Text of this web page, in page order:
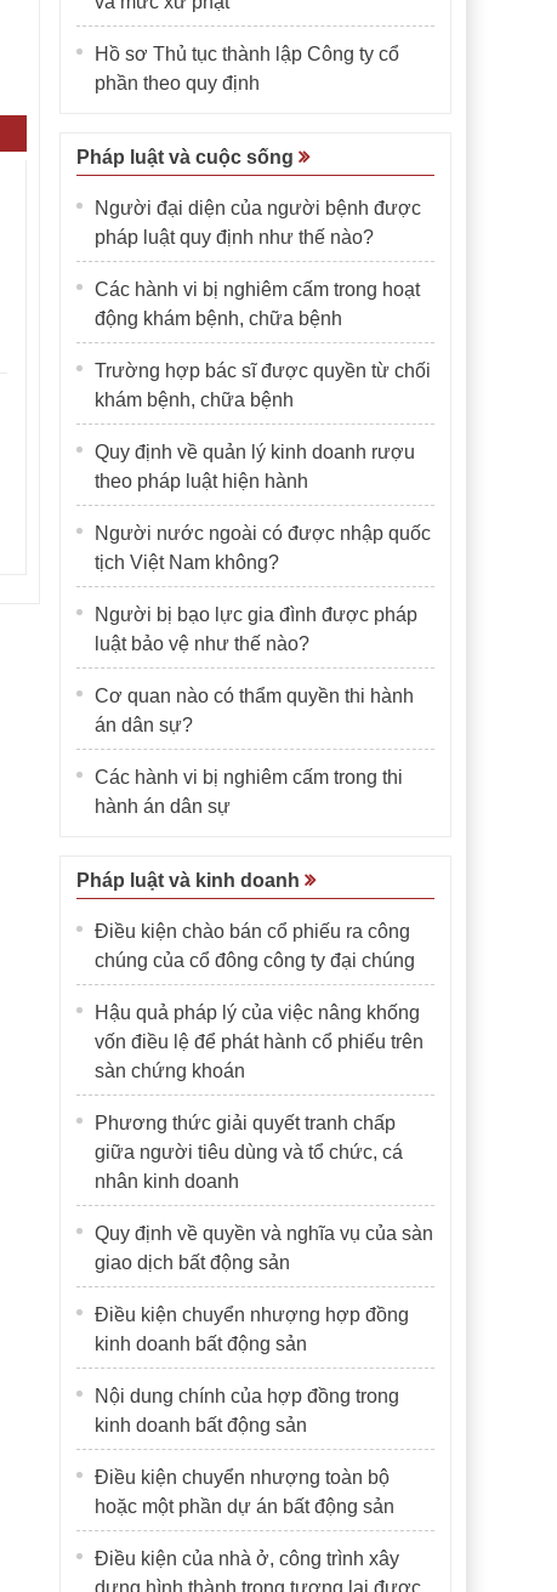
Hồ sơ Thủ tục thành lập Công ty cổ
phần theo quy định
Pháp luật và cuộc sống
Người đại diện của người bệnh được
pháp luật quy định như thế nào?
Các hành vi bị nghiêm cấm trong hoạt
động khám bệnh, chữa bệnh
Trường hợp bác sĩ được quyền từ chối
khám bệnh, chữa bệnh
Quy định về quản lý kinh doanh rượu
theo pháp luật hiện hành
Người nước ngoài có được nhập quốc
tịch Việt Nam không?
Người bị bạo lực gia đình được pháp
luật bảo vệ như thế nào?
Cơ quan nào có thẩm quyền thi hành
án dân sự?
Các hành vi bị nghiêm cấm trong thi
hành án dân sự
Pháp luật và kinh doanh
Điều kiện chào bán cổ phiếu ra công
chúng của cổ đông công ty đại chúng
Hậu quả pháp lý của việc nâng khống
vốn điều lệ để phát hành cổ phiếu trên
sàn chứng khoán
Phương thức giải quyết tranh chấp
giữa người tiêu dùng và tổ chức, cá
nhân kinh doanh
Quy định về quyền và nghĩa vụ của sàn
giao dịch bất động sản
Điều kiện chuyển nhượng hợp đồng
kinh doanh bất động sản
Nội dung chính của hợp đồng trong
kinh doanh bất động sản
Điều kiện chuyển nhượng toàn bộ
hoặc một phần dự án bất động sản
Điều kiện của nhà ở, công trình xây
dựng hình thành trong tương lai được